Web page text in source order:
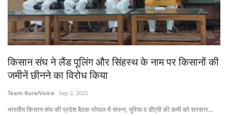
Magazine
States
Events
Agribusiness
किसान संघ ने लैंड पूलिंग और सिंहस्थ के नाम पर किसानों की
जमीनें छीनने का विरोध किया
Team RuralVoice Sep 2, 2025
भारतीय किसान संघ की प्रदेश बैठक भोपाल में संपन्न, यूरिया व डीएपी की कमी को सरकार...